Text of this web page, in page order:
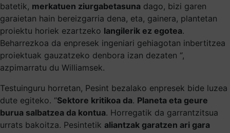
batetik, merkatuen ziurgabetasuna dago, bizi garen
garaietan hain bereizgarria dena, eta, gainera, plantetan
proiektu horiek ezartzeko langilerik ez egotea.
Beharrezkoa da enpresek ingeniari gehiagotan inbertitzea
proiektuak gauzatzeko denbora izan dezaten “,
azpimarratu du Williamsek.
Testuinguru horretan, Pesint bezalako enpresek bide luzea
dute egiteko. “Sektore kritikoa da. Planeta eta geure
burua salbatzea da kontua. Horregatik da garrantzitsua
urrats bakoitza. Pesintetik aliantzak garatzen ari gara